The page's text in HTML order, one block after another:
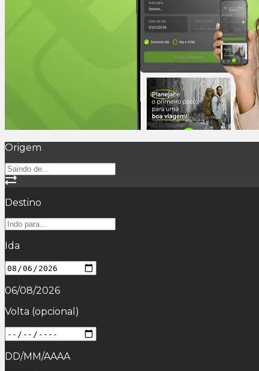
Origem
Destino
Ida
06/08/2026
Volta (opcional)
DD/MM/AAAA